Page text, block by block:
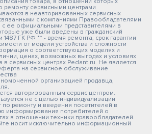
ремонту сервисными центрами
в неавторизованных сервисных
связанными с компаниями Правообладателями
с ее официальными представителями в
уже были введены в гражданский
1487 ГК РФ ** - время ремонта, срок гарантии
от модели устройства и сложности
о соответствующих моделях и
ценах, возможных выгодах и условиях
в сервисных центрах Pedant.ru. Не является
на сервисное обслуживание
организацией продавца,
авторизованным сервис центром.
не с целью индивидуализации
по ремонту и введения посетителей в
информирования потребителей о
в отношении техники правообладателей.
носит исключительно информационный